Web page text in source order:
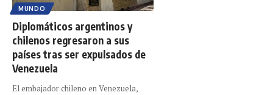
MUNDO
Diplomáticos argentinos y
chilenos regresaron a sus
países tras ser expulsados de
Venezuela
El embajador chileno en Venezuela,